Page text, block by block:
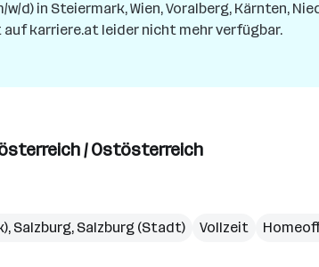
w/d) in Steiermark, Wien, Voralberg, Kärnten,
auf karriere.at leider nicht mehr verfügbar.
/ Ostösterreich
, Salzburg, Salzburg (Stadt) Vollzeit